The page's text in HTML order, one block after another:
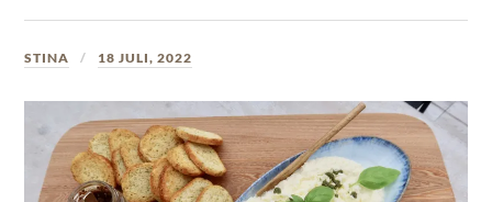
STINA 18 JULI, 2022